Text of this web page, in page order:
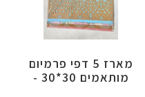
מארז 5 דפי פרמיום
מותאמים 30*30 -